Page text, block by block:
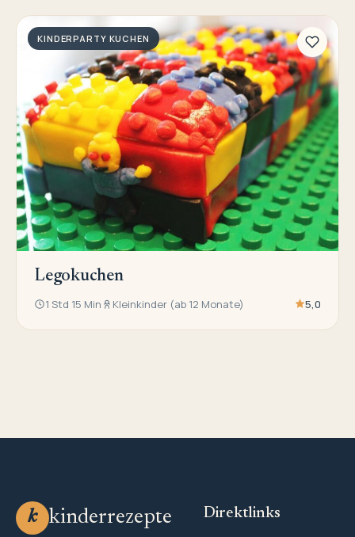
KINDERPARTY KUCHEN
Legokuchen
1 Std 15 Min Kleinkinder (ab 12 Monate) 5,0
k kinderrezepte Direktlinks